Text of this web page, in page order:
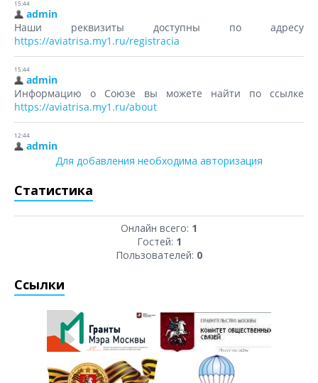
Для добавления необходима авторизация
Статистика
Онлайн всего: 1
Гостей: 1
Пользователей: 0
Ссылки